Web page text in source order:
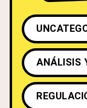
ANÁLISIS